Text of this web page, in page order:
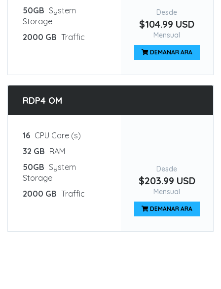
50GB System
Storage
2000 GB Traffic
Desde
$104.99 USD
Mensual
DEMANAR ARA
RDP4 OM
16 CPU Core (s)
32 GB RAM
50GB System
Storage
2000 GB Traffic
Desde
$203.99 USD
Mensual
DEMANAR ARA